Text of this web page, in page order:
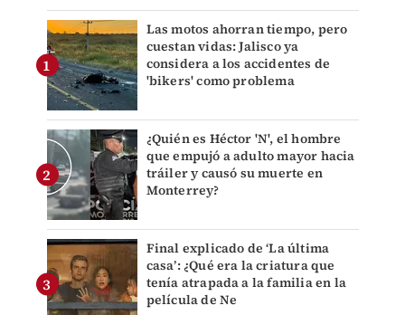
Las motos ahorran tiempo, pero
cuestan vidas: Jalisco ya
considera a los accidentes de
'bikers' como problema
¿Quién es Héctor 'N', el hombre
que empujó a adulto mayor hacia
tráiler y causó su muerte en
Monterrey?
Final explicado de ‘La última
casa’: ¿Qué era la criatura que
tenía atrapada a la familia en la
película de Ne